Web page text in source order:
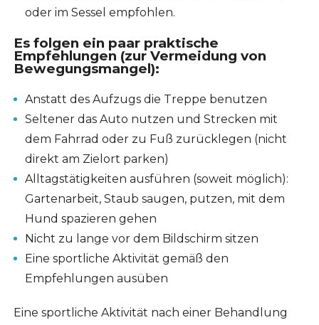
oder im Sessel empfohlen.
Es folgen ein paar praktische
Empfehlungen (zur Vermeidung von
Bewegungsmangel):
Anstatt des Aufzugs die Treppe benutzen
Seltener das Auto nutzen und Strecken mit
dem Fahrrad oder zu Fuß zurücklegen (nicht
direkt am Zielort parken)
Alltagstätigkeiten ausführen (soweit möglich):
Gartenarbeit, Staub saugen, putzen, mit dem
Hund spazieren gehen
Nicht zu lange vor dem Bildschirm sitzen
Eine sportliche Aktivität gemäß den
Empfehlungen ausüben
Eine sportliche Aktivität nach einer Behandlung